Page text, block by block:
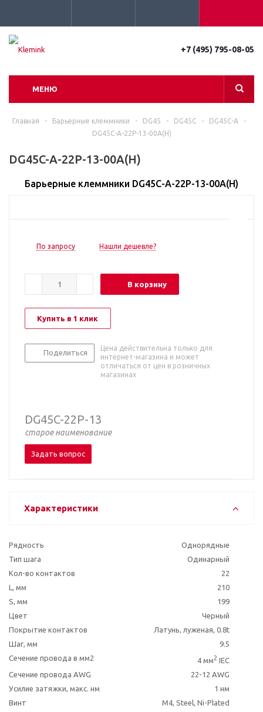
+7 (495) 795-08-05
МЕНЮ
Главная - Барьерные клеммники - DG45 - DG45C - DG45C-A
-
DG45C-A-22P-13-00A(H)
DG45C-A-22P-13-00A(H)
Барьерные клеммники DG45C-A-22P-13-00A(H)
По запросу Нашли дешевле?
В корзину
Купить в 1 клик
Поделиться
Цена действительна только для
интернет-магазина и может
отличаться от цен в розничных
магазинах
DG45C-22P-13
старое наименование
Задать вопрос
Характеристики
Рядность
Однорядные
Тип шага
Одинарный
Кол-во контактов
22
L, мм
210
S, мм
199
Цвет
Черный
Покрытие контактов
Латунь, луженая, 0.8t
Шаг, мм
9.5
Сечение провода в мм2
4 мм2 IEC
Сечение провода AWG
22-12 AWG
Усилие затяжки, макс. нм
1 нм
Винт
M4, Steel, Ni-Plated